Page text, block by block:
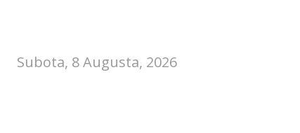
Subota, 8 Augusta, 2026